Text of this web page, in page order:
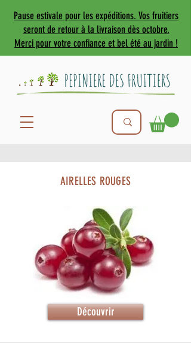
Pause estivale pour les expéditions. Vos fruitiers
seront de retour à la livraison dès octobre.
Merci pour votre confiance et bel été au jardin !
AIRELLES ROUGES
Découvrir